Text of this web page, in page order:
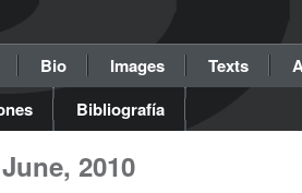
Bio Images Texts
Bibliografía
2010